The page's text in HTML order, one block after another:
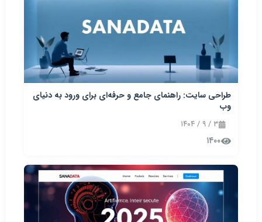
طراحی سایت: راهنمای جامع و حرفه‌ای برای ورود به دنیای
وب
۳ / ۹ / ۱۴۰۴
۱۴۰۰